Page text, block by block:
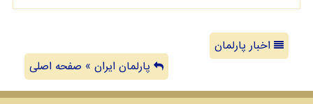
اخبار پارلمان
پارلمان ایران » صفحه اصلی